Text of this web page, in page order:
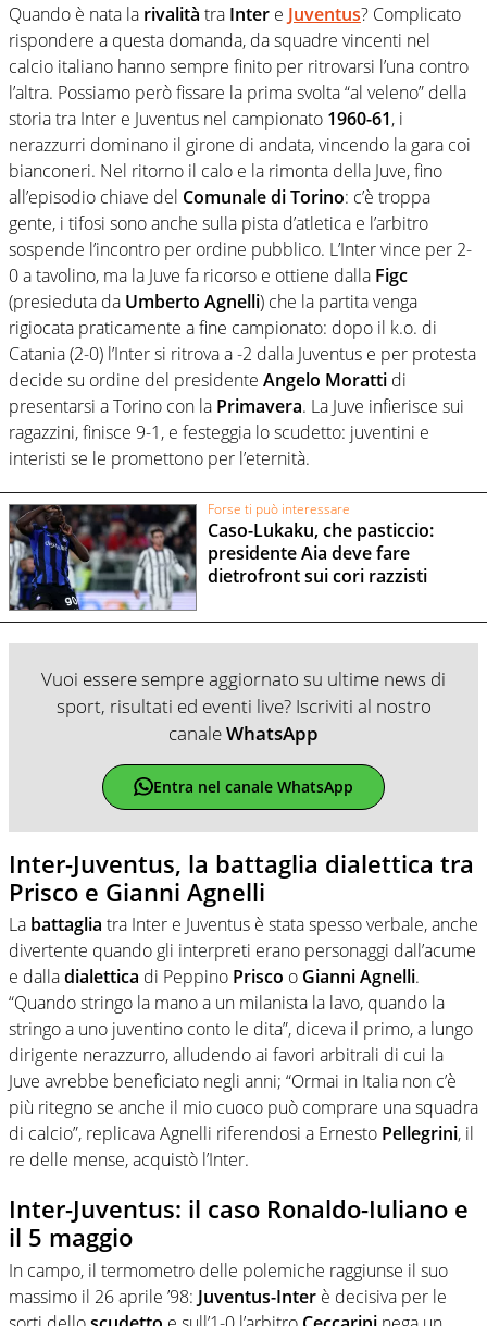
Quando è nata la rivalità tra Inter e Juventus? Complicato
rispondere a questa domanda, da squadre vincenti nel
calcio italiano hanno sempre finito per ritrovarsi l’una contro
l’altra. Possiamo però fissare la prima svolta “al veleno” della
storia tra Inter e Juventus nel campionato 1960-61, i
nerazzurri dominano il girone di andata, vincendo la gara coi
bianconeri. Nel ritorno il calo e la rimonta della Juve, fino
all’episodio chiave del Comunale di Torino: c’è troppa
gente, i tifosi sono anche sulla pista d’atletica e l’arbitro
sospende l’incontro per ordine pubblico. L’Inter vince per 2-
0 a tavolino, ma la Juve fa ricorso e ottiene dalla Figc
(presieduta da Umberto Agnelli) che la partita venga
rigiocata praticamente a fine campionato: dopo il k.o. di
Catania (2-0) l’Inter si ritrova a -2 dalla Juventus e per protesta
decide su ordine del presidente Angelo Moratti di
presentarsi a Torino con la Primavera. La Juve infierisce sui
ragazzini, finisce 9-1, e festeggia lo scudetto: juventini e
interisti se le promettono per l’eternità.
Forse ti può interessare
Caso-Lukaku, che pasticcio:
presidente Aia deve fare
dietrofront sui cori razzisti
Vuoi essere sempre aggiornato su ultime news di
sport, risultati ed eventi live? Iscriviti al nostro
canaleWhatsApp
Entra nel canale WhatsApp
Inter-Juventus, la battaglia dialettica tra
Prisco e Gianni Agnelli
La battaglia tra Inter e Juventus è stata spesso verbale, anche
divertente quando gli interpreti erano personaggi dall’acume
e dalladialettica di Peppino Prisco o Gianni Agnelli.
“Quando stringo la mano a un milanista la lavo, quando la
stringo a uno juventino conto le dita”, diceva il primo, a lungo
dirigente nerazzurro, alludendo ai favori arbitrali di cui la
Juve avrebbe beneficiato negli anni; “Ormai in Italia non c’è
più ritegno se anche il mio cuoco può comprare una squadra
di calcio”, replicava Agnelli riferendosi a Ernesto Pellegrini, il
re delle mense, acquistò l’Inter.
Inter-Juventus: il caso Ronaldo-Iuliano e
il 5 maggio
In campo, il termometro delle polemiche raggiunse il suo
massimo il 26 aprile ’98: Juventus-Inter è decisiva per le